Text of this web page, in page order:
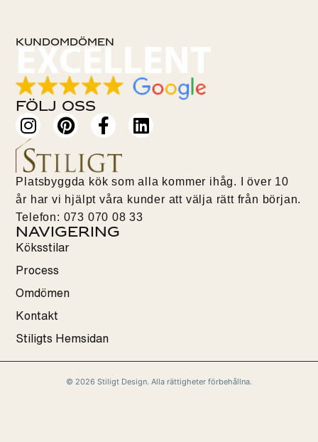
Platsbyggda kök som alla kommer ihåg. I över 10
år har vi hjälpt våra kunder att välja rätt från början.
Telefon: 073 070 08 33
Navigering
Köksstilar
Process
Omdömen
Kontakt
Stiligts Hemsidan
KUNDOMDÖMEN
Följ oss
© 2026 Stiligt Design. Alla rättigheter förbehållna.